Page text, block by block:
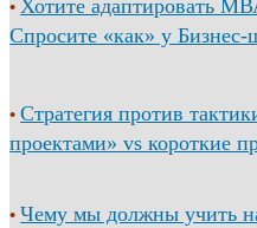
•Хотите адаптировать
Спросите «как» у
•Стратегия против
проектами» vs короткие
• Чему мы должны учить